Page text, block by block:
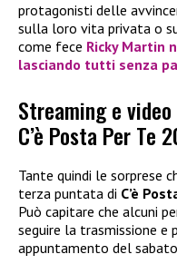
protagonisti delle
sulla loro vita privata o
come fece Ricky Martin
lasciando tutti senza
Streaming e
C’è Posta Per Te
Tante quindi le sorprese
terza puntata di C’è
Può capitare che alcuni
seguire la trasmissione e
appuntamento del